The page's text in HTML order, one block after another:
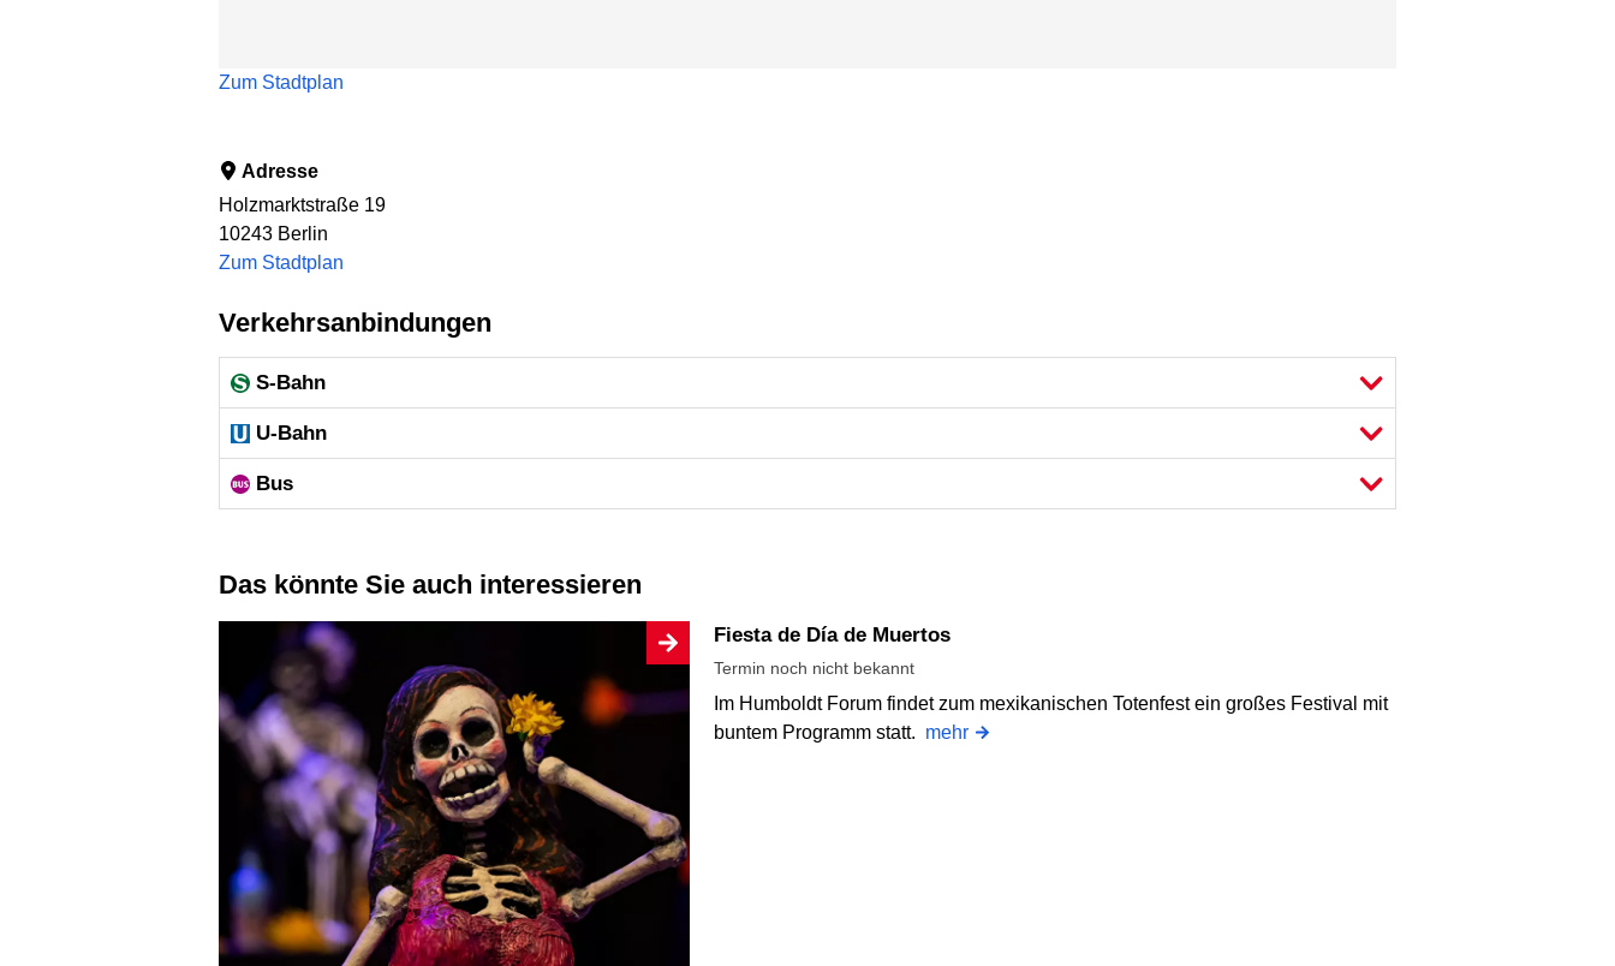
Zum Stadtplan
Adresse
Holzmarktstraße 19
10243 Berlin
Zum Stadtplan
Verkehrsanbindungen
S-Bahn
U-Bahn
Bus
Das könnte Sie auch interessieren
Fiesta de Día de Muertos
Termin noch nicht bekannt
Im Humboldt Forum findet zum mexikanischen Totenfest ein großes Festival mit
buntem Programm statt. mehr